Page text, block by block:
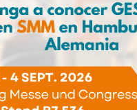
Micropipeta de
Más información